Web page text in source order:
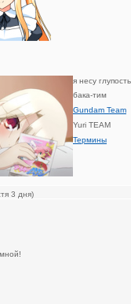
я несу
бака-тим
Gundam Team
Yuri TEAM
Термины
3 дня)